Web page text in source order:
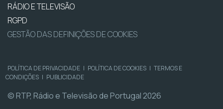
RÁDIO E TELEVISÃO
RGPD
GESTÃO DAS DEFINIÇÕES DE COOKIES
POLÍTICA DE PRIVACIDADE | POLÍTICA DE COOKIES | TERMOS E
CONDIÇÕES | PUBLICIDADE
© RTP, Rádio e Televisão de Portugal 2026